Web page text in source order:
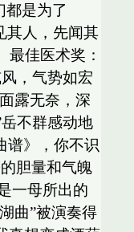
是为了
人，先闻其
佳医术奖：
，气势如宏
露无奈，深
不群感动地
》，你不识
胆量和气魄
一母所出的
曲”被演奏得